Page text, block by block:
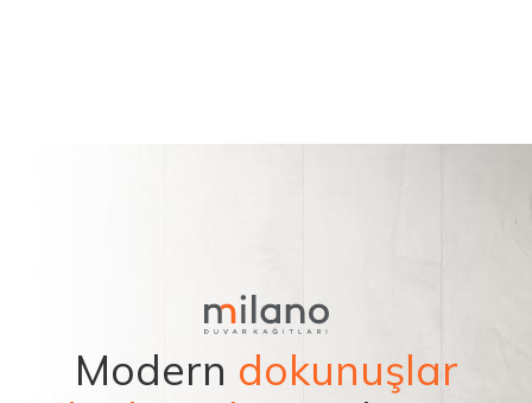
Modern dokunuşlar